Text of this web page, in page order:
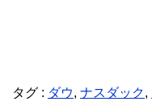
タグ : ダウ, ナスダック,